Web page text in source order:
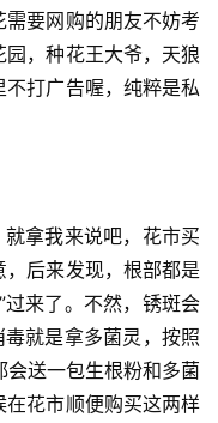
要网购的朋友不妨考
，种花王大爷，天狼
打广告喔，纯粹是私
拿我来说吧，花市买
后来发现，根部都是
来了。不然，锈斑会
就是拿多菌灵，按照
会送一包生根粉和多菌
花市顺便购买这两样